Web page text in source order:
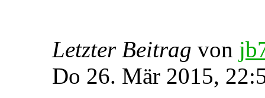
Letzter Beitrag von
Do 26. Mär 2015,